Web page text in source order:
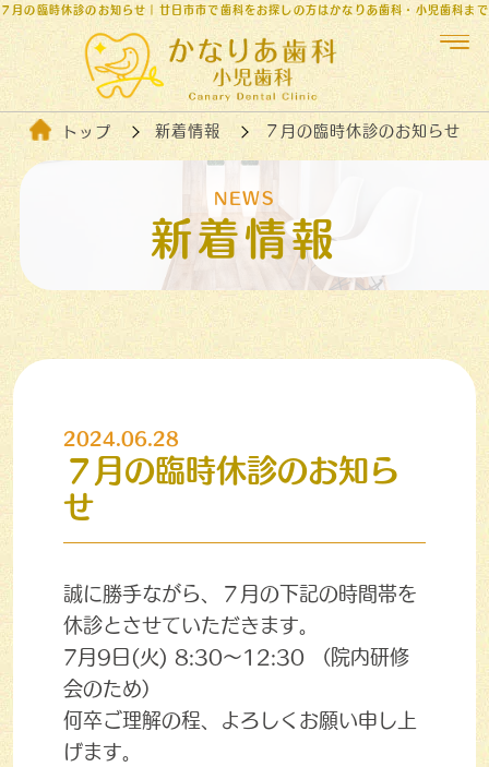
７月の臨時休診のお知らせ｜廿日市市で歯科をお探しの方はかなりあ歯科・小児歯科まで
トップ 新着情報 ７月の臨時休診のお知らせ
NEWS
新着情報
2024.06.28
７月の臨時休診のお知ら
せ
誠に勝手ながら、７月の下記の時間帯を
休診とさせていただきます。
7月9日(火) 8:30～12:30 （院内研修
会のため）
何卒ご理解の程、よろしくお願い申し上
げます。